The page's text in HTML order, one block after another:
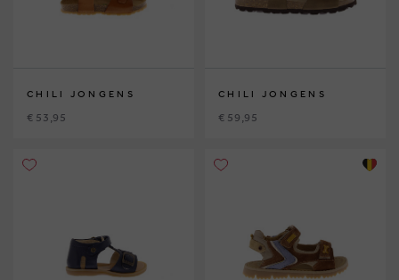
CHILI JONGENS
€ 53,95
CHILI JONGENS
€ 59,95